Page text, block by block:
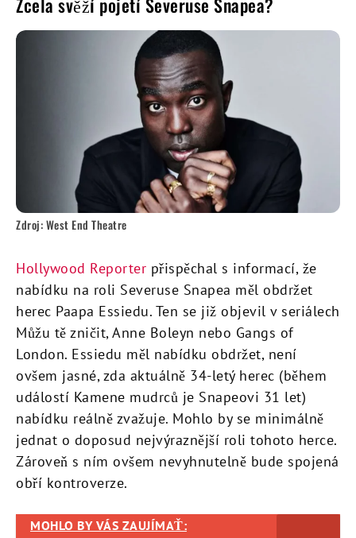
Zcela svěží pojetí Severuse Snapea?
Zdroj: West End Theatre
Hollywood Reporter přispěchal s informací, že
nabídku na roli Severuse Snapea měl obdržet
herec Paapa Essiedu. Ten se již objevil v seriálech
Můžu tě zničit, Anne Boleyn nebo Gangs of
London. Essiedu měl nabídku obdržet, není
ovšem jasné, zda aktuálně 34-letý herec (během
událostí Kamene mudrců je Snapeovi 31 let)
nabídku reálně zvažuje. Mohlo by se minimálně
jednat o doposud nejvýraznější roli tohoto herce.
Zároveň s ním ovšem nevyhnutelně bude spojená
obří kontroverze.
MOHLO BY VÁS ZAUJÍMAŤ: